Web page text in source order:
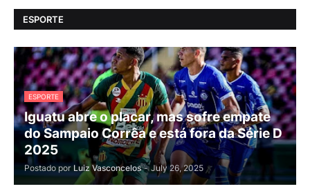
ESPORTE
ESPORTE
Iguatu abre o placar, mas sofre empate
do Sampaio Corrêa e está fora da Série D
2025
Postado por Luiz Vasconcelos - July 26, 2025